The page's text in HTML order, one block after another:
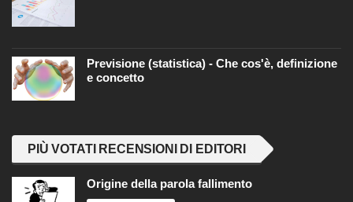
Previsione (statistica) - Che cos'è, definizione
e concetto
PIÙ VOTATI RECENSIONI DI EDITORI
Origine della parola fallimento